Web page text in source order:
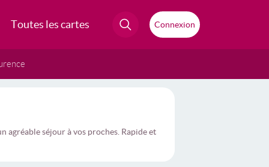
Toutes les cartes Connexion
agréable séjour à vos proches. Rapide et